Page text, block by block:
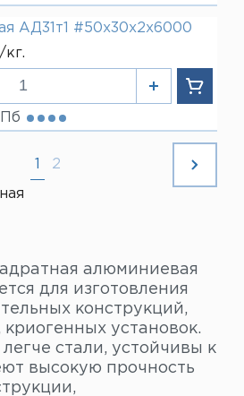
АД31т1 #50х30х2х6000
2
алюминиевая
для изготовления
конструкций,
установок.
стали, устойчивы к
высокую прочность